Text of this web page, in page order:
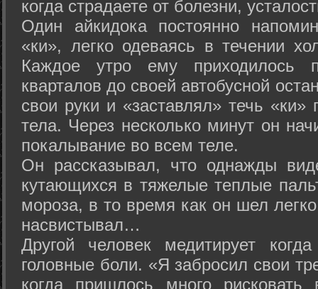
когда страдаете от болезни,
Один айкидока постоянно
«ки», легко одеваясь в течении
Каждое утро ему приходилось
кварталов до своей автобусной
свои руки и «заставлял» течь «ки»
тела. Через несколько минут он
покалывание во всем теле.
Он рассказывал, что однажды
кутающихся в тяжелые теплые
мороза, в то время как он шел
насвистывал…
Другой человек медитирует
головные боли. «Я забросил свои
когда пришлось много